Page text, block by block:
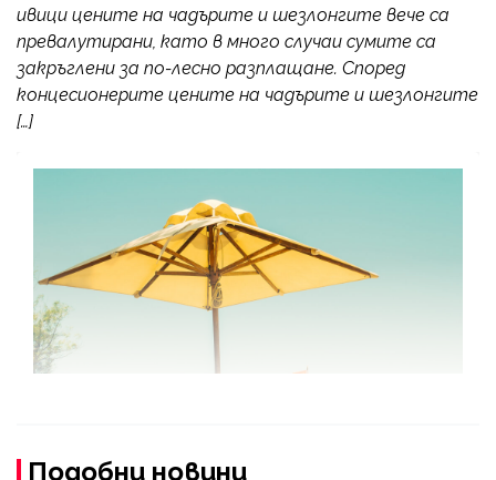
ивици цените на чадърите и шезлонгите вече са
превалутирани, като в много случаи сумите са
закръглени за по-лесно разплащане. Според
концесионерите цените на чадърите и шезлонгите
[…]
Подобни новини